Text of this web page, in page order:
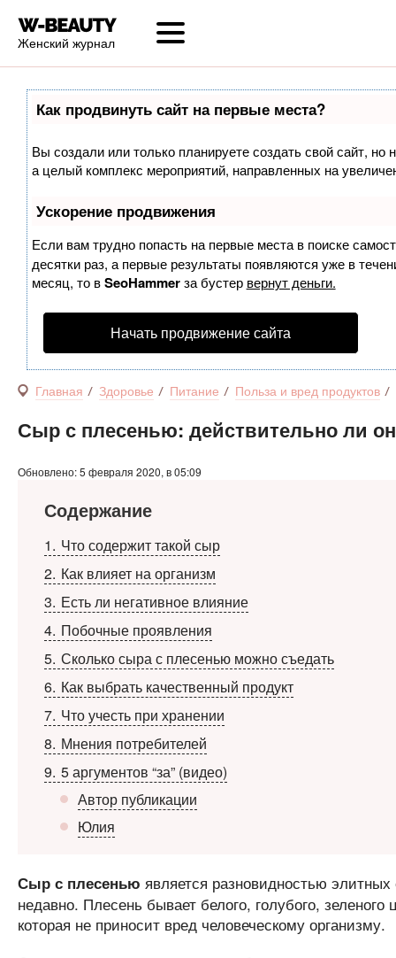
Женский журнал
Как продвинуть сайт на первые места?
Вы создали или только планируете создать свой сайт, но
а целый комплекс мероприятий, направленных на
Ускорение продвижения
Если вам трудно попасть на первые места в поиске
десятки раз, а первые результаты появляются уже в
месяц, то вSeoHammerза бустер вернут деньги.
Начать продвижение сайта
Главная Здоровье Питание Польза и вред продуктов
Сыр с плесенью: действительно ли
Обновлено: 5 февраля 2020, в 05:09
Содержание
1
Что содержит такой сыр
2 Как влияет на организм
3 Есть ли негативное влияние
4 Побочные проявления
5 Сколько сыра с плесенью можно съедать
6 Как выбрать качественный продукт
7 Что учесть при хранении
8 Мнения потребителей
9 5 аргументов “за” (видео)
Автор публикации
Юлия
Сыр с плесенью является разновидностью
недавно. Плесень бывает белого, голубого,
которая не приносит вред человеческому организму.